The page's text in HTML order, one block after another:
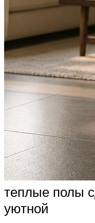
теплые полы
уютной